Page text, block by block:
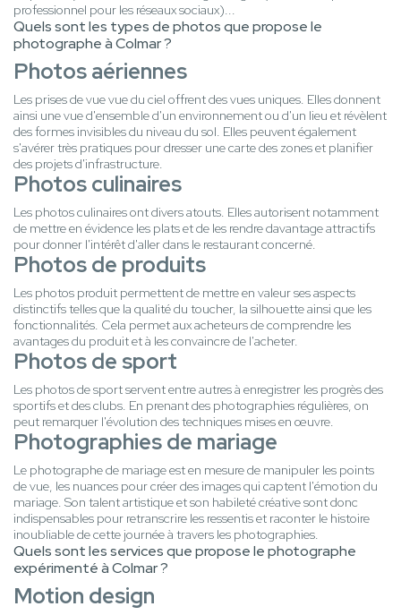
professionnel pour les réseaux sociaux)...
Quels sont les types de photos que propose le
photographe à Colmar ?
Photos aériennes
Les prises de vue vue du ciel offrent des vues uniques. Elles donnent
ainsi une vue d'ensemble d'un environnement ou d'un lieu et révèlent
des formes invisibles du niveau du sol. Elles peuvent également
s'avérer très pratiques pour dresser une carte des zones et planifier
des projets d'infrastructure.
Photos culinaires
Les photos culinaires ont divers atouts. Elles autorisent notamment
de mettre en évidence les plats et de les rendre davantage attractifs
pour donner l'intérêt d'aller dans le restaurant concerné.
Photos de produits
Les photos produit permettent de mettre en valeur ses aspects
distinctifs telles que la qualité du toucher, la silhouette ainsi que les
fonctionnalités. Cela permet aux acheteurs de comprendre les
avantages du produit et à les convaincre de l'acheter.
Photos de sport
Les photos de sport servent entre autres à enregistrer les progrès des
sportifs et des clubs. En prenant des photographies régulières, on
peut remarquer l'évolution des techniques mises en œuvre.
Photographies de mariage
Le photographe de mariage est en mesure de manipuler les points
de vue, les nuances pour créer des images qui captent l'émotion du
mariage. Son talent artistique et son habileté créative sont donc
indispensables pour retranscrire les ressentis et raconter le histoire
inoubliable de cette journée à travers les photographies.
Quels sont les services que propose le photographe
expérimenté à Colmar ?
Motion design